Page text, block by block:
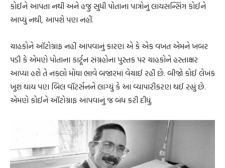
કોઈને આપતા નથી અને હજુ સુધી પોતાના પાત્રોનું લાયસન્સિંગ કોઈને
આપ્યું નથી, આપશે પણ નહીં.
ચાહકોને ઑટોગ્રાફ નહીં આપવાનું કારણ એ કે એક વખત એમને ખબર
પડી કે એમણે પોતાના કાર્ટૂન સંગ્રહોના પુસ્તક પર ચાહકોને હસ્તાક્ષર
આપ્યા હશે તે નકલો મોંઘા ભાવે બજારમાં વેચાઈ રહી છે. બીજો કોઈ લેખક
ખુશ થાય પણ બિલ વૉટર્સનને લાગ્યું કે આ વ્યાપારીકરણ થઈ રહ્યું છે.
એમણે કોઈને ઑટોગ્રાફ આપવાનું જ બંધ કરી દીધું.